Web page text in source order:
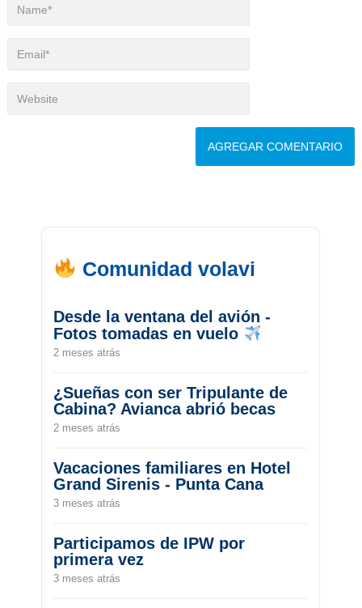
Comunidad volavi
Desde la ventana del avión -
Fotos tomadas en vuelo
2 meses atrás
¿Sueñas con ser Tripulante de
Cabina? Avianca abrió becas
2 meses atrás
Vacaciones familiares en Hotel
Grand Sirenis - Punta Cana
3 meses atrás
Participamos de IPW por
primera vez
3 meses atrás